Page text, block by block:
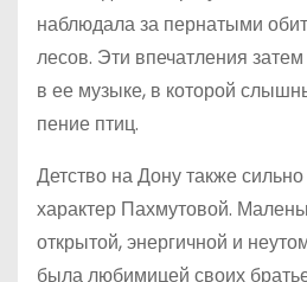
наблюдала за пернатыми
лесов. Эти впечатления
в ее музыке, в которой
пение птиц.
Детство на Дону также
характер Пахмутовой.
открытой, энергичной и
была любимицей своих